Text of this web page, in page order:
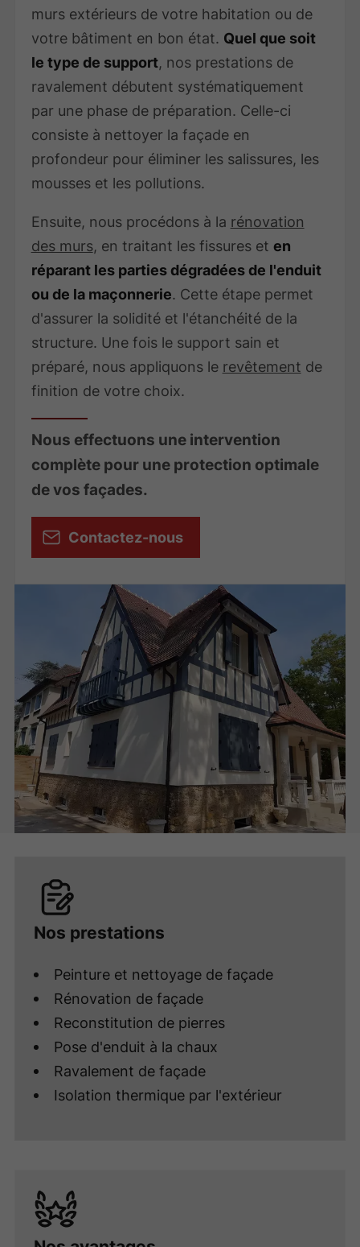
murs extérieurs de votre habitation ou de
votre bâtiment en bon état. Quel que soit
le type de support, nos prestations de
ravalement débutent systématiquement
par une phase de préparation. Celle-ci
consiste à nettoyer la façade en
profondeur pour éliminer les salissures, les
mousses et les pollutions.
Ensuite, nous procédons à la rénovation
des murs, en traitant les fissures et en
réparant les parties dégradées de l'enduit
ou de la maçonnerie. Cette étape permet
d'assurer la solidité et l'étanchéité de la
structure. Une fois le support sain et
préparé, nous appliquons le revêtement de
finition de votre choix.
Nous effectuons une intervention
complète pour une protection optimale
de vos façades.
Contactez-nous
Nos prestations
Peinture et nettoyage de façade
Rénovation de façade
Reconstitution de pierres
Pose d'enduit à la chaux
Ravalement de façade
Isolation thermique par l'extérieur